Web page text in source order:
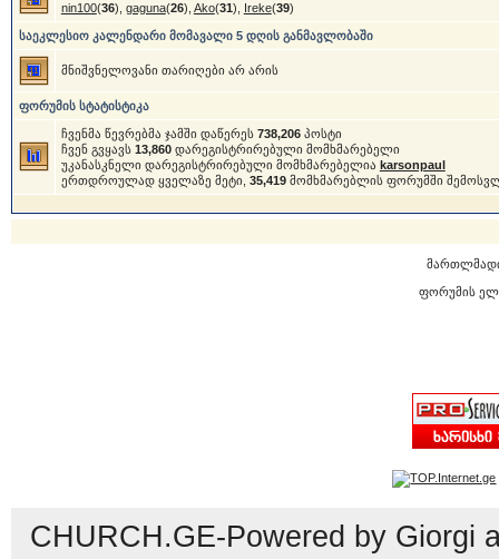
nin100(36), gaguna(26), Ako(31), Ireke(39)
საეკლესიო კალენდარი მომავალი 5 დღის განმავლობაში
მნიშვნელოვანი თარიღები არ არის
ფორუმის სტატისტიკა
ჩვენმა წევრებმა ჯამში დაწერეს 738,206პოსტი
ჩვენ გვყავს 13,860დარეგისტრირებული მომხმარებელი
უკანასკნელი დარეგისტრირებული მომხმარებელია karsonpaul
ერთდროულად ყველაზე მეტი, 35,419მომხმარებლის ფორუმში
ფორუმის
CHURCH.GE-Powered by Giorgi